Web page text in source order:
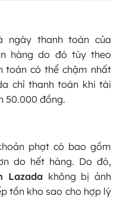
ngày thanh toán của
hàng do đó tùy theo
toán có thể chậm nhất
chỉ thanh toán khi tài
50.000 đồng.
phạt có bao gồm
do hết hàng. Do đó,
Lazada không bị ảnh
tồn kho sao cho hợp lý